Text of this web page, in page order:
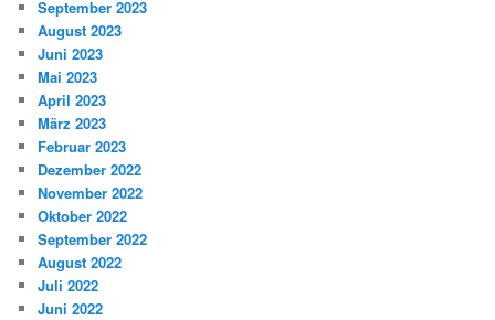
September 2023
August 2023
Juni 2023
Mai 2023
April 2023
März 2023
Februar 2023
Dezember 2022
November 2022
Oktober 2022
September 2022
August 2022
Juli 2022
Juni 2022